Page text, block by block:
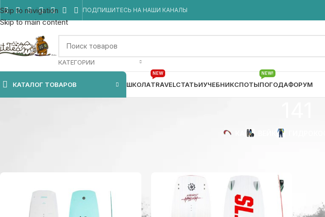
Skip to navigation
Skip to main content
ПОДПИШИТЕСЬ НА НАШИ КАНАЛЫ
КАТЕГОРИИ
КАТАЛОГ ТОВАРОВ ШКОЛАTRAVEL
NEW
СТАТЬИУЧЕБНИКСПОТЫПОГОДА
NEW!
ФОРУМ
КАЙТ